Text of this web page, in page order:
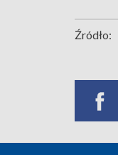
Źródło: